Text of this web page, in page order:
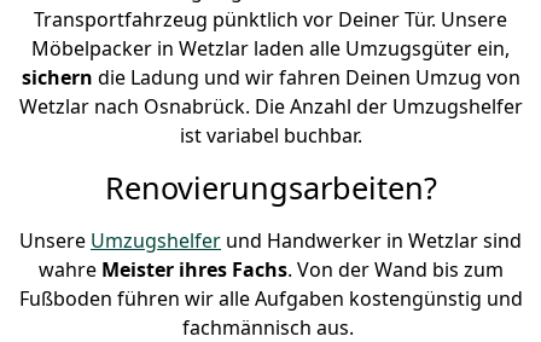
Transportfahrzeug pünktlich vor Deiner Tür. Unsere
Möbelpacker in Wetzlar laden alle Umzugsgüter ein,
sichern die Ladung und wir fahren Deinen Umzug von
Wetzlar nach Osnabrück. Die Anzahl der Umzugshelfer
ist variabel buchbar.
Renovierungsarbeiten?
Unsere Umzugshelfer und Handwerker in Wetzlar sind
wahre Meister ihres Fachs. Von der Wand bis zum
Fußboden führen wir alle Aufgaben kostengünstig und
fachmännisch aus.